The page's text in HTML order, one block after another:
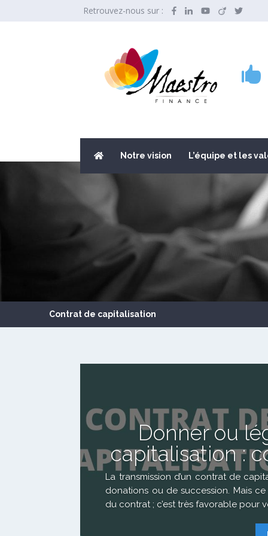
Retrouvez-nous sur :

Notre vision L’équipe et les
Contrat de capitalisation
Donner ou
capitalisation :
La transmission d’un contrat de
donations ou de succession. Mais
du contrat ; c’est très favorable pour